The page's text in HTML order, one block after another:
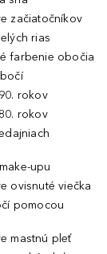
začiatočníkov
rias
farbenie obočia
rokov
rokov
upu
ovisnuté viečka
pomocou
mastnú pleť